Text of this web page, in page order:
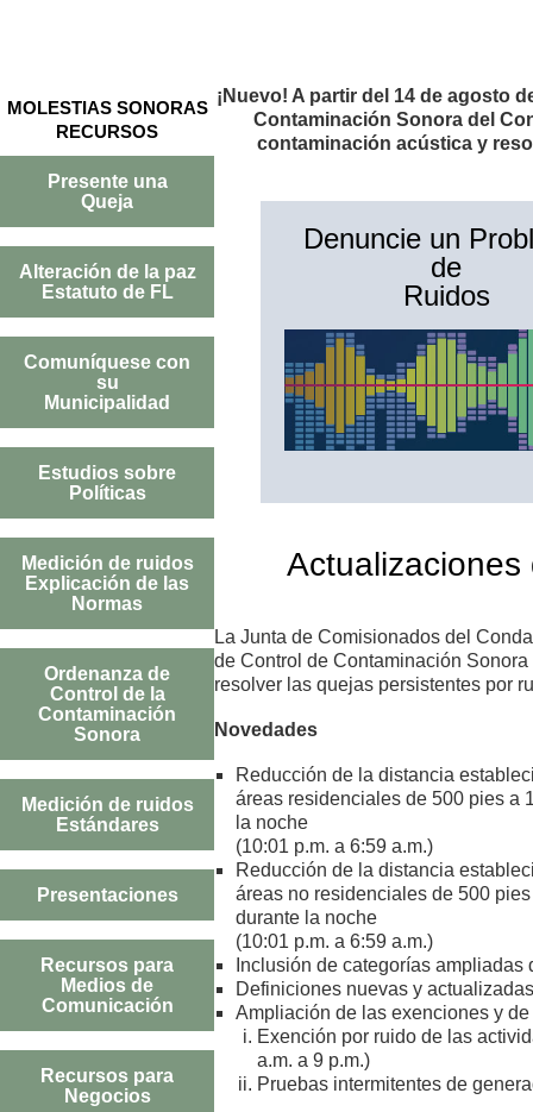
MOLESTIAS SONORAS
RECURSOS
Presente una
Queja
Alteración de la paz
Estatuto de FL
Comuníquese con
su
Municipalidad
Estudios sobre
Políticas
Medición de ruidos
Explicación de las
Normas
Ordenanza de
Control de la
Contaminación
Sonora
Medición de ruidos
Estándares
Presentaciones
Recursos para
Medios de
Comunicación
Recursos para
Negocios
¡Nuevo! A partir del 14 de agosto
Contaminación Sonora del
contaminación acústica y
Denuncie un
de
Ruidos
La Junta de Comisionados del
de Control de Contaminación
resolver las quejas persistentes por
Novedades
Reducción de la distancia
áreas residenciales de 500 pies a
la noche
(10:01 p.m. a 6:59 a.m.)
Reducción de la distancia
áreas no residenciales de 500
durante la noche
(10:01 p.m. a 6:59 a.m.)
Inclusión de categorías
Definiciones nuevas y actualizadas
Ampliación de las exenciones y
Exención por ruido de las
a.m. a 9 p.m.)
Pruebas intermitentes de